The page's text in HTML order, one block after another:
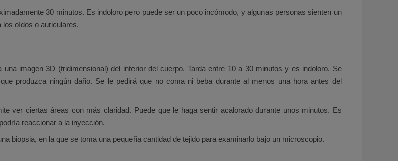
30 minutos. Es indoloro pero puede ser un poco incómodo, y algunas personas sienten un
los oídos o auriculares.
imagen 3D (tridimensional) del interior del cuerpo. Tarda entre 10 a 30 minutos y es indoloro. Se
produzca ningún daño. Se le pedirá que no coma ni beba durante al menos una hora antes del
ver ciertas áreas con más claridad. Puede que le haga sentir acalorado durante unos minutos. Es
reaccionar a la inyección.
biopsia, en la que se toma una pequeña cantidad de tejido para examinarlo bajo un microscopio.